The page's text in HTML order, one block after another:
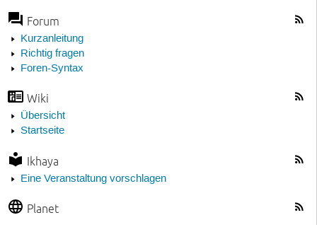
Forum
Kurzanleitung
Richtig fragen
Foren-Syntax
Wiki
Übersicht
Startseite
Ikhaya
Eine Veranstaltung vorschlagen
Planet